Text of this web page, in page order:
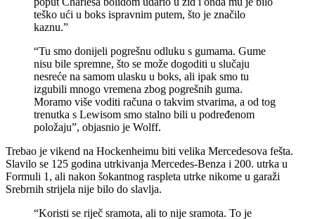
teško ući u boks ispravnim putem, što je značilo
kaznu.”
“Tu smo donijeli pogrešnu odluku s gumama. Gume
nisu bile spremne, što se može dogoditi u slučaju
nesreće na samom ulasku u boks, ali ipak smo tu
izgubili mnogo vremena zbog pogrešnih guma.
Moramo više voditi računa o takvim stvarima, a od tog
trenutka s Lewisom smo stalno bili u podređenom
položaju”, objasnio je Wolff.
Trebao je vikend na Hockenheimu biti velika Mercedesova fešta.
Slavilo se 125 godina utrkivanja Mercedes-Benza i 200. utrka u
Formuli 1, ali nakon šokantnog raspleta utrke nikome u garaži
Srebrnih strijela nije bilo do slavlja.
“Koristi se riječ sramota, ali to nije sramota. To je